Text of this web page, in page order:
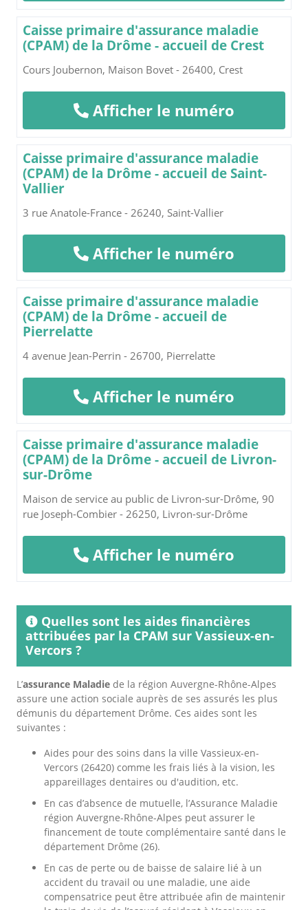
Caisse primaire d'assurance maladie
(CPAM) de la Drôme - accueil de Crest
Cours Joubernon, Maison Bovet - 26400, Crest
Afficher le numéro
Caisse primaire d'assurance maladie
(CPAM) de la Drôme - accueil de Saint-
Vallier
3 rue Anatole-France - 26240, Saint-Vallier
Afficher le numéro
Caisse primaire d'assurance maladie
(CPAM) de la Drôme - accueil de
Pierrelatte
4 avenue Jean-Perrin - 26700, Pierrelatte
Afficher le numéro
Caisse primaire d'assurance maladie
(CPAM) de la Drôme - accueil de Livron-
sur-Drôme
Maison de service au public de Livron-sur-Drôme, 90
rue Joseph-Combier - 26250, Livron-sur-Drôme
Afficher le numéro
Quelles sont les aides financières
attribuées par la CPAM sur Vassieux-en-
Vercors ?
L’assurance Maladie de la région Auvergne-Rhône-Alpes
assure une action sociale auprès de ses assurés les plus
démunis du département Drôme. Ces aides sont les
suivantes :
Aides pour des soins dans la ville Vassieux-en-
Vercors (26420) comme les frais liés à la vision, les
appareillages dentaires ou d'audition, etc.
En cas d’absence de mutuelle, l’Assurance Maladie
région Auvergne-Rhône-Alpes peut assurer le
financement de toute complémentaire santé dans le
département Drôme (26).
En cas de perte ou de baisse de salaire lié à un
accident du travail ou une maladie, une aide
compensatrice peut être attribuée afin de maintenir